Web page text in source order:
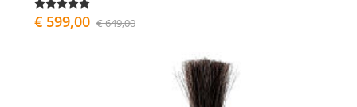
€ 599,00 € 649,00